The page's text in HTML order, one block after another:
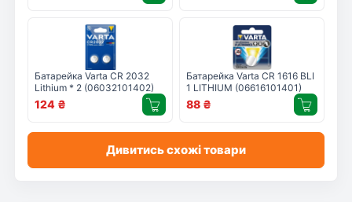
Батарейка Varta CR 2032
Lithium * 2 (06032101402)
124 ₴
Батарейка Varta CR 1616 BLI
1 LITHIUM (06616101401)
88 ₴
Дивитись схожі товари